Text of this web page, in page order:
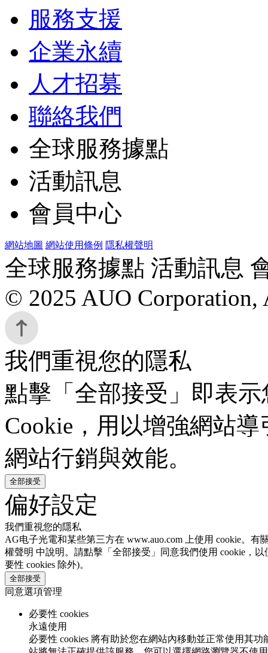
服務支援
企業永續
人才招募
聯絡我們
全球服務據點
活動訊息
會員中心
網站地圖 網站使用條例 隱私權聲明
全球服務據點 活動訊息
© 2025 AUO Corporation,
我們重視您的隱私
點擊「全部接受」即表
Cookie，用以增強網站
網站行銷與效能。
全部接受
偏好設定
我們重視您的隱私
AG电子光電和某些第三方在 www.auo.com 上使用 cookie。
權聲明 中說明。請點擊「全部接受」同意我們使用 cookie，
要性 cookies 除外)。
全部接受
同意選項管理
必要性 cookies
永遠使用
必要性 cookies 將有助於您在網站內移動並正常使用其